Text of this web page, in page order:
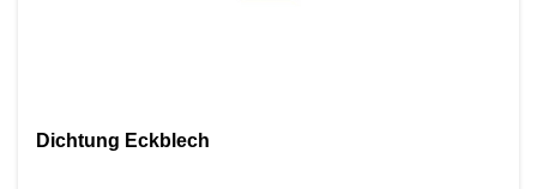
Dichtung Eckblech